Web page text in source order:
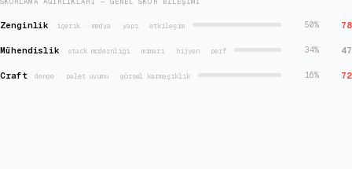
Zenginlik · içerik · medya · yapı · etkileşim 50% 78
Mühendislik · stack modernliği · mimari · hijyen · perf 34% 47
Craft·denge · palet uyumu · görsel karmaşıklık 16% 72